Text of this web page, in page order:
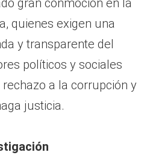
gran conmoción en la
quienes exigen una
y transparente del
políticos y sociales
a la corrupción y
justicia.